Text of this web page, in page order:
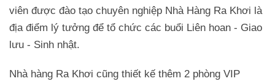
viên được đào tạo chuyên nghiệp Nhà Hàng Ra Khơi là
địa điểm lý tưởng để tổ chức các buổi Liên hoan - Giao
lưu - Sinh nhật.
Nhà hàng Ra Khơi cũng thiết kế thêm 2 phòng VIP